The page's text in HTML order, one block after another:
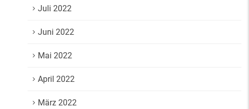
Juli 2022
Juni 2022
Mai 2022
April 2022
März 2022